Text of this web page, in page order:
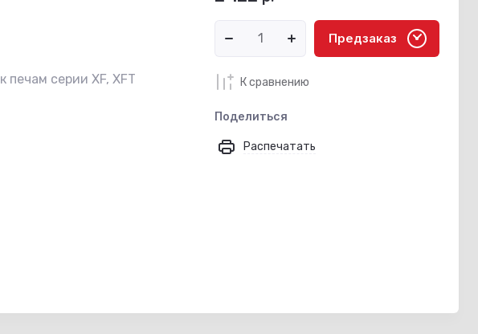
печам серии XF, XFT
Предзаказ
К сравнению
Поделиться
Распечатать